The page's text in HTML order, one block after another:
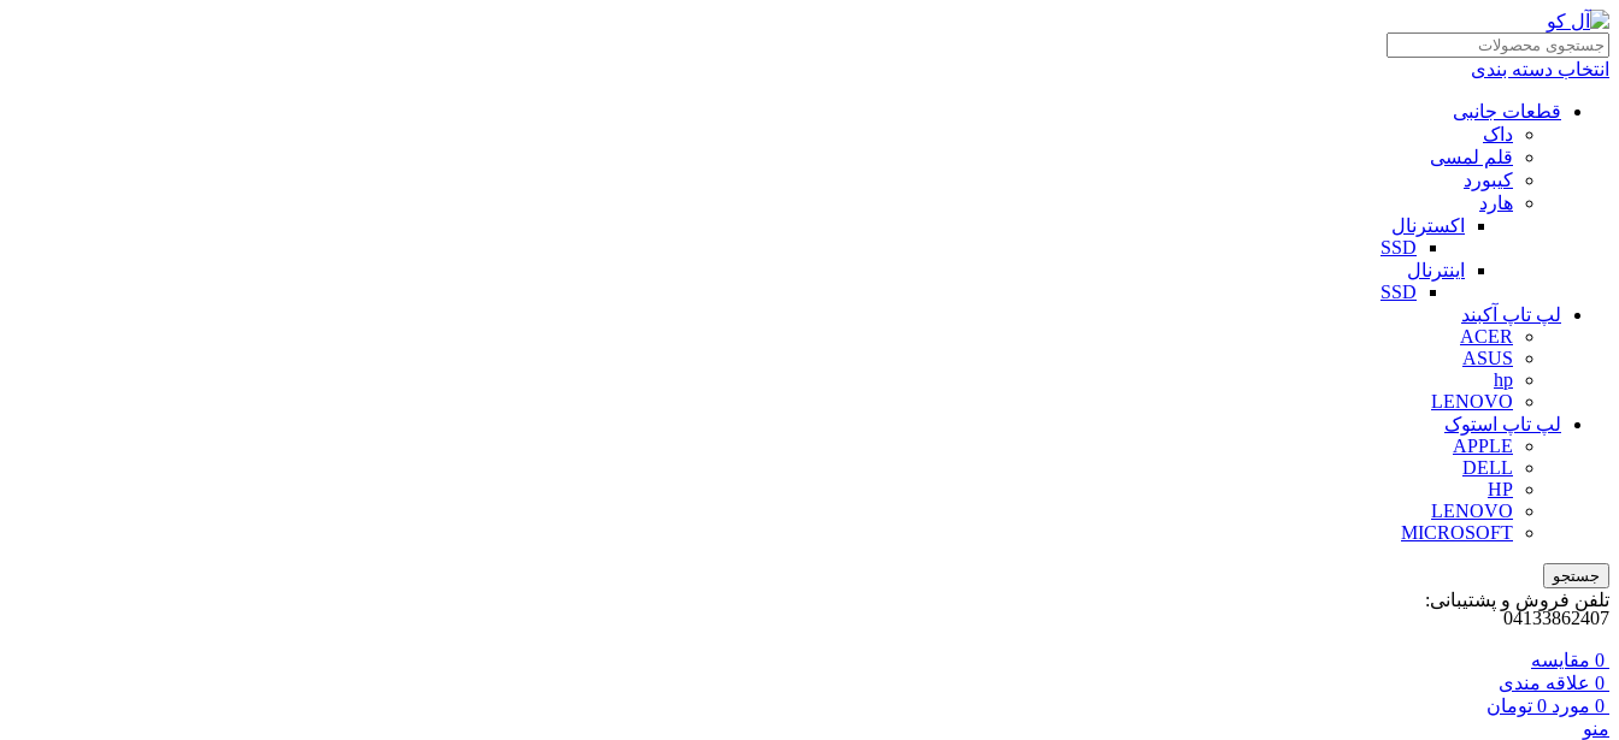
انتخاب دسته بندی
قطعات جانبی
داک
قلم لمسی
کیبورد
هارد
اکسترنال
SSD
اینترنال
SSD
لپ تاپ آکبند
ACER
ASUS
hp
LENOVO
لپ تاپ استوک
APPLE
DELL
HP
LENOVO
MICROSOFT
جستجو
تلفن فروش و پشتیبانی:
04133862407
0 مقايسه
0 علاقه مندی
0 مورد 0 تومان
منو